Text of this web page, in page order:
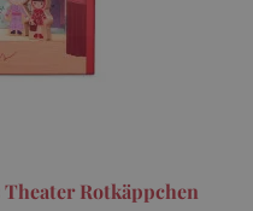
Rotkäppchen